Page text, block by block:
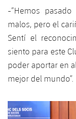
Historia
Palmarés
Alevín
Actualidad
Masculino
Femenino
Agenda
plusicon
más
Actualidad
Jugadores
Calendario
Resultados
Hockey
plusicon
más
Jugadores
Hockey
plusicon
más
Hockey
Actualidad
Escuela de
-“Hemos pasado
malos, pero el
Sentí el
siento para este
poder aportar en
mejor del mundo”.
label.aria.chevronleft